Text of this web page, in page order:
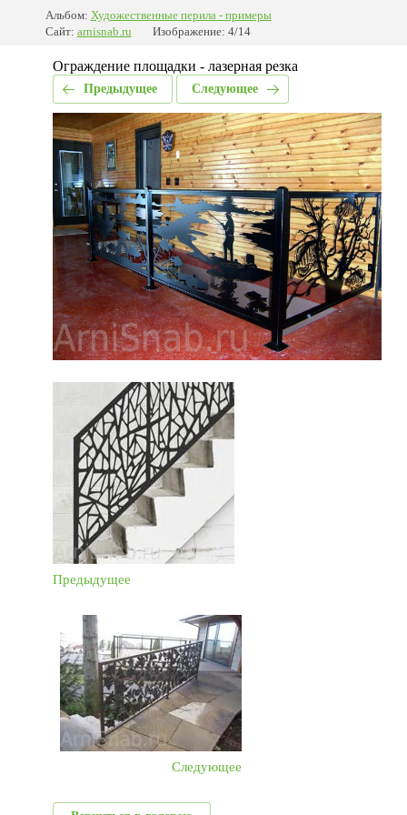
Альбом: Художественные перила - примеры
Сайт: arnisnab.ru Изображение: 4/14
Ограждение площадки - лазерная резка
Предыдущее Следующее
Предыдущее
Следующее